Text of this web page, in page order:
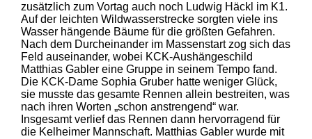
zusätzlich zum Vortag auch noch Ludwig Häckl im K1.
Auf der leichten Wildwasserstrecke sorgten viele ins
Wasser hängende Bäume für die größten Gefahren.
Nach dem Durcheinander im Massenstart zog sich das
Feld auseinander, wobei KCK-Aushängeschild
Matthias Gabler eine Gruppe in seinem Tempo fand.
Die KCK-Dame Sophia Gruber hatte weniger Glück,
sie musste das gesamte Rennen allein bestreiten, was
nach ihren Worten „schon anstrengend“ war.
Insgesamt verlief das Rennen dann hervorragend für
die Kelheimer Mannschaft. Matthias Gabler wurde mit